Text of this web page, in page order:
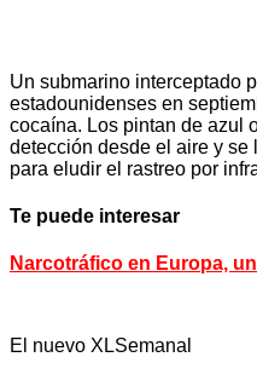
Un submarino interceptado
estadounidenses en
cocaína. Los pintan de azul
detección desde el aire y
para eludir el rastreo por
Te puede interesar
Narcotráfico en Europa,
El nuevo XLSemanal